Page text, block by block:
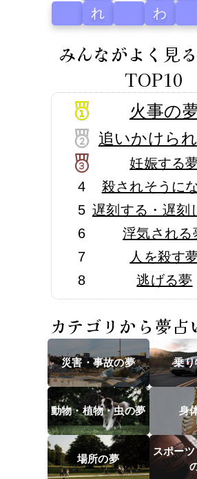
れ
わ
みんながよく見
TOP10
火事の
追いかけら
妊娠する
4
殺されそうに
5
6
浮気される
7
人を殺す
8
逃げる夢
カテゴリから夢占
災害・事故の夢 乗
動物・植物・虫の夢 身
場所の夢
スポー